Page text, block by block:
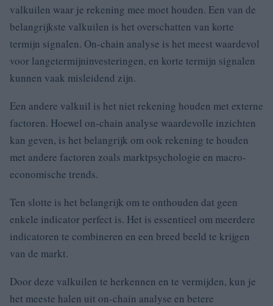
valkuilen waar je rekening mee moet houden. Een van de
belangrijkste valkuilen is het overschatten van korte
termijn signalen. On-chain analyse is het meest waardevol
voor langetermijninvesteringen, en korte termijn signalen
kunnen vaak misleidend zijn.
Een andere valkuil is het niet rekening houden met externe
factoren. Hoewel on-chain analyse waardevolle inzichten
kan geven, is het belangrijk om ook rekening te houden
met andere factoren zoals marktpsychologie en macro-
economische trends.
Ten slotte is het belangrijk om te onthouden dat geen
enkele indicator perfect is. Het is essentieel om meerdere
indicatoren te combineren en een breed beeld te krijgen
van de markt.
Door deze valkuilen te herkennen en te vermijden, kun je
het meeste halen uit on-chain analyse en betere